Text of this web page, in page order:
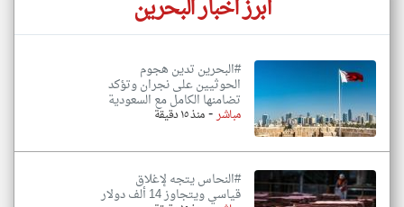
أبرز اخبار البحرين
#البحرين تدين هجوم
الحوثيين على نجران وتؤكد
تضامنها الكامل مع السعودية
مباشر-منذ ١٥ دقيقة
#النحاس يتجه لإغلاق
قياسي ويتجاوز 14 ألف دولار